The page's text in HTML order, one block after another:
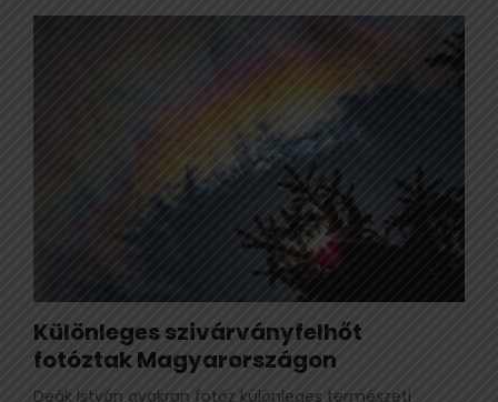
Különleges szivárványfelhőt
fotóztak Magyarországon
Deák István gyakran fotóz különleges természeti